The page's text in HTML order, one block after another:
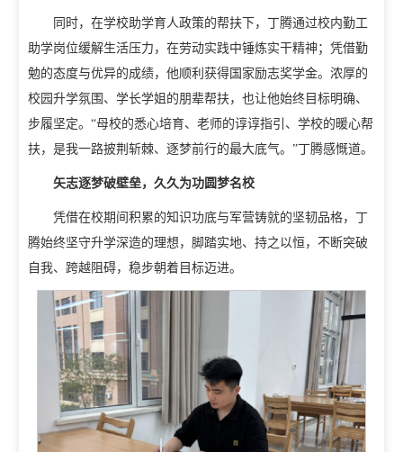
同时，在学校助学育人政策的帮扶下，丁腾通过校内勤工
助学岗位缓解生活压力，在劳动实践中锤炼实干精神；凭借勤
勉的态度与优异的成绩，他顺利获得国家励志奖学金。浓厚的
校园升学氛围、学长学姐的朋辈帮扶，也让他始终目标明确、
步履坚定。“母校的悉心培育、老师的谆谆指引、学校的暖心帮
扶，是我一路披荆斩棘、逐梦前行的最大底气。”丁腾感慨道。
矢志逐梦破壁垒，久久为功圆梦名校
凭借在校期间积累的知识功底与军营铸就的坚韧品格，丁
腾始终坚守升学深造的理想，脚踏实地、持之以恒，不断突破
自我、跨越阻碍，稳步朝着目标迈进。